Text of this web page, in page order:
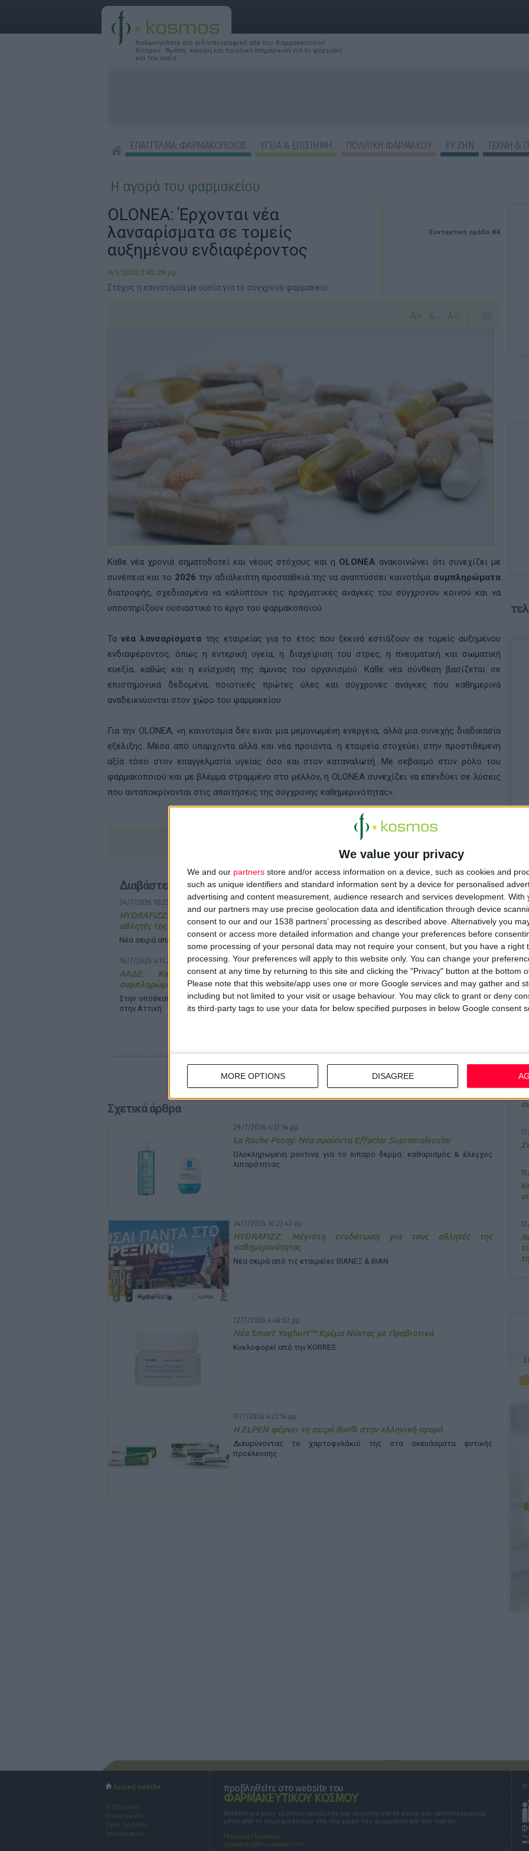
We value your privacy
We and our partners store and/or access information on a device, such as cookies and
such as unique identifiers and standard information sent by a device for personalised
advertising and content measurement, audience research and services development. With
and our partners may use precise geolocation data and identification through device
consent to our and our 1538 partners’ processing as described above. Alternatively you
consent or access more detailed information and change your preferences before
some processing of your personal data may not require your consent, but you have a right
processing. Your preferences will apply to this website only. You can change your
consent at any time by returning to this site and clicking the "Privacy" button at the bottom
Please note that this website/app uses one or more Google services and may gather and
including but not limited to your visit or usage behaviour. You may click to grant or deny
its third-party tags to use your data for below specified purposes in below Google consent
MORE OPTIONS DISAGREE
Καλωσήλθατε στο ειδησεογραφικό site του Φαρμακευτικού
Κόσμου. 'Αμεση, έγκυρη και ποιοτική ενημέρωση για το φάρμακο
και την υγεία.
ΕΠΑΓΓΕΛΜΑ: ΦΑΡΜΑΚΟΠΟΙΟΣ ΥΓΕΙΑ & ΕΠΙΣΤΗΜΗ ΠΟΛΙΤΙΚΗ ΦΑΡΜΑΚΟΥ ΕΥ ΖΗΝ
ΤΕΧΝΗ &
Η αγορά του φαρμακείου
7/
Συντακτική ομάδα ΦΚ
OLONEA: Έρχονται νέα
λανσαρίσματα σε τομείς
αυξημένου ενδιαφέροντος
9/1/2026 2:45:28 μμ
Στόχος η καινοτομία με ουσία για το σύγχρονο φαρμακείο
Κάθε νέα χρονιά σηματοδοτεί και νέους στόχους και η OLONEA ανακοινώνει ότι συνεχίζει με
συνέπεια και το 2026 την αδιάλειπτη προσπάθειά της να αναπτύσσει καινοτόμα συμπληρώματα
διατροφής, σχεδιασμένα να καλύπτουν τις πραγματικές ανάγκες του σύγχρονου κοινού και να
υποστηρίζουν ουσιαστικά το έργο του φαρμακοποιού.
Τανέα λανσαρίσματα της εταιρείας για το έτος που ξεκινά εστιάζουν σε τομείς αυξημένου
ενδιαφέροντος, όπως η εντερική υγεία, η διαχείριση του στρες, η πνευματική και σωματική
ευεξία, καθώς και η ενίσχυση της άμυνας του οργανισμού. Κάθε νέα σύνθεση βασίζεται σε
επιστημονικά δεδομένα, ποιοτικές πρώτες ύλες και σύγχρονες ανάγκες που καθημερινά
αναδεικνύονται στον χώρο του φαρμακείου.
Για την OLONEA, «η καινοτομία δεν είναι μια μεμονωμένη ενέργεια, αλλά μια συνεχής διαδικασία
εξέλιξης. Μέσα από υπάρχοντα αλλά και νέα προϊόντα, η εταιρεία στοχεύει στην προστιθέμενη
αξία τόσο στον επαγγελματία υγείας όσο και στον καταναλωτή. Με σεβασμό στον ρόλο του
φαρμακοποιού και με βλέμμα στραμμένο στο μέλλον, η OLONEA συνεχίζει να επενδύει σε λύσεις
που ανταποκρίνονται στις απαιτήσεις της σύγχρονης καθημερινότητας».
Διαβάστε επίσης
24/7/2026 10:23:43 πμ
HYDRAFIZZ: Μέγιστη ενυδάτωση για τους
αθλητές της καθημερινότητας
Νέα σειρά από τις εταιρείες ΒΙΑΝΕΞ & ΒΙΑΝ
16/7/2026 4:11:23 μμ
ΑΑΔΕ: Κατασχέθηκαν χιλιάδες παράνομα
συμπληρώματα διατροφής
Στην υπόθεση εμπλέκονται φαρμακείο και εταιρεία
στην Αττική
Σχετικά άρθρα
29/7/2026 4:12:14 μμ
La Roche Posay: Νέα προϊόντα Effaclar Supramolecular
Ολοκληρωμένη ρουτίνα για το λιπαρό δέρμα: καθαρισμός & έλεγχος
λιπαρότητας
24/7/2026 10:23:43 πμ
HYDRAFIZZ: Μέγιστη ενυδάτωση για τους αθλητές της
καθημερινότητας
Νέα σειρά από τις εταιρείες ΒΙΑΝΕΞ & ΒΙΑΝ
22/7/2026 4:48:02 μμ
Νέα Smart Yoghurt™ Κρέμα Νύχτας με Προβιοτικά
Κυκλοφορεί από την KORRES
17/7/2026 4:21:14 μμ
Η ELPEN φέρνει τη σειρά ilon® στην ελληνική αγορά
Διευρύνοντας το χαρτοφυλάκιό της στα σκευάσματα φυτικής
προέλευσης
Αρχική σελίδα
Η Εταιρεία
Επικοινωνία
Όροι Χρήσης
Ισολογισμοί
προβληθείτε στο website του
ΦΑΡΜΑΚΕΥΤΙΚΟΥ ΚΟΣΜΟΥ
Μάθετε για τους τρόπους προβολής και προσεγγίστε το κοινό σας αποτελεσματικά,
μέσα από το δημοφιλέστερο site στο χώρο του φαρμάκου και της υγείας.
Γεωργία Πασπαλά
gpaspala@boussias.com
©